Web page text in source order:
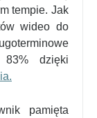
tempie. Jak
wideo do
83% dzięki
pamięta